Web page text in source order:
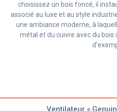
choisissez un bois foncé, il
associé au luxe et au style
une ambiance moderne, à
métal et du cuivre avec du bois
Ventilateur «